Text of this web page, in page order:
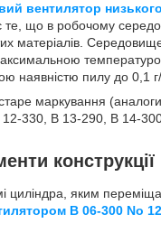
вентилятор
що в робочому
матеріалів.
наявністю пилу до 0,1
маркування
330, В 13-290, В 14-
конструкції
циліндра, яким
В 06-300 No